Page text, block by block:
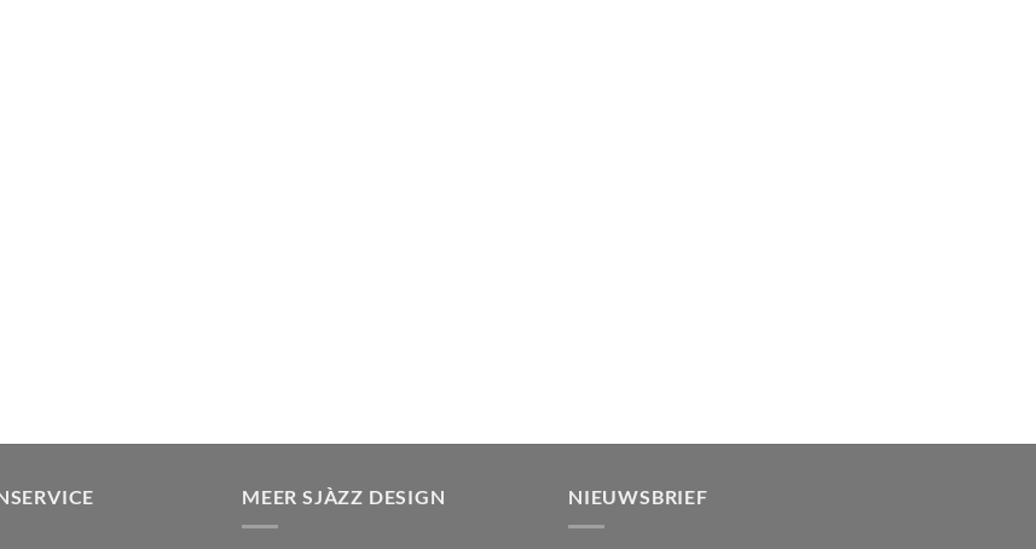
MEER SJÀZZ DESIGN NIEUWSBRIEF